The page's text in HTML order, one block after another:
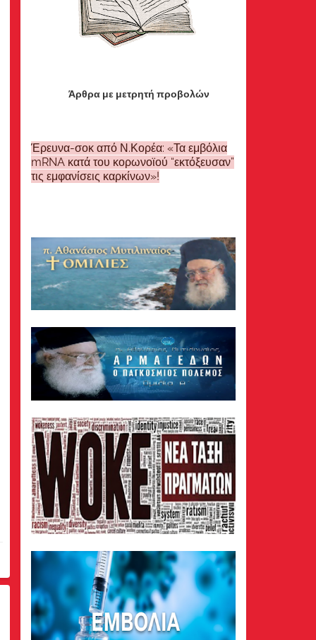
Άρθρα με μετρητή προβολών
Έρευνα-σοκ από Ν.Κορέα: «Τα εμβόλια
mRNA κατά του κορωνοϊού “εκτόξευσαν”
τις εμφανίσεις καρκίνων»!